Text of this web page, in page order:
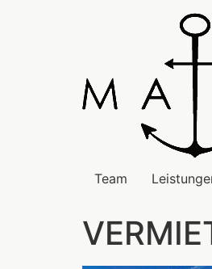
Team